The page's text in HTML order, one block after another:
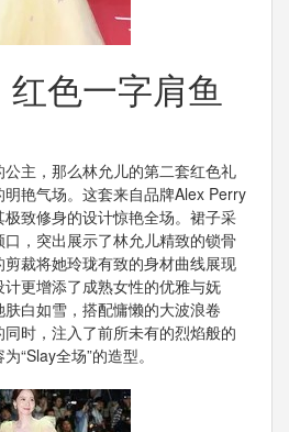
色一字肩鱼
主，那么林允儿的第二套红色礼
艳气场。这套来自品牌Alex Perry
致修身的设计惊艳全场。裙子采
，突出展示了林允儿精致的锁骨
裁将她玲珑有致的身材曲线展现
更增添了成熟女性的优雅与妩
白如雪，搭配慵懒的大波浪卷
时，注入了前所未有的烈焰般的
“Slay全场”的造型。